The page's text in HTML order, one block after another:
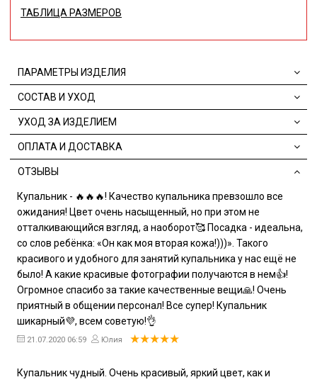
ТАБЛИЦА РАЗМЕРОВ
ПАРАМЕТРЫ ИЗДЕЛИЯ
СОСТАВ И УХОД
УХОД ЗА ИЗДЕЛИЕМ
ОПЛАТА И ДОСТАВКА
ОТЗЫВЫ
Купальник - 🔥🔥🔥! Качество купальника превзошло все
ожидания! Цвет очень насыщенный, но при этом не
отталкивающийся взгляд, а наоборот🥰 Посадка - идеальна,
со слов ребёнка: «Он как моя вторая кожа!)))». Такого
красивого и удобного для занятий купальника у нас ещё не
было! А какие красивые фотографии получаются в нем👍!
Огромное спасибо за такие качественные вещи🙏! Очень
приятный в общении персонал! Все супер! Купальник
шикарный💜, всем советую!👌
21.07.2020 06:59 Юлия
Купальник чудный. Очень красивый, яркий цвет, как и